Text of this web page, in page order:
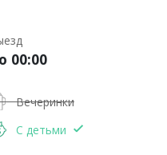
00:00
Вечеринки
С детьми